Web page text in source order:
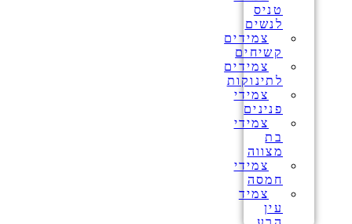
טניס
לנשים
צמידים
קשיחים
צמידים
לתינוקות
צמידי
פנינים
צמידי
בת
מצווה
צמידי
חמסה
צמיד
עין